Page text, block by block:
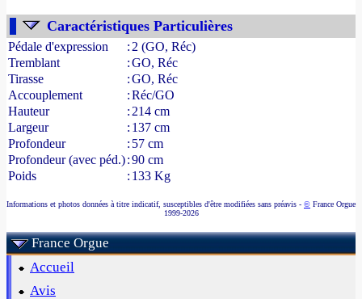
Caractéristiques Particulières
Pédale d'expression : 2 (GO, Réc)
Tremblant
:GO, Réc
Tirasse
:GO, Réc
Accouplement
:Réc/GO
Hauteur
: 214 cm
Largeur
: 137 cm
Profondeur
: 57 cm
Profondeur (avec péd.):90 cm
Poids
: 133 Kg
Informations et photos données à titre indicatif, susceptibles d'être modifiées sans préavis - © France Orgue
1999-2026
France Orgue
Accueil
Avis